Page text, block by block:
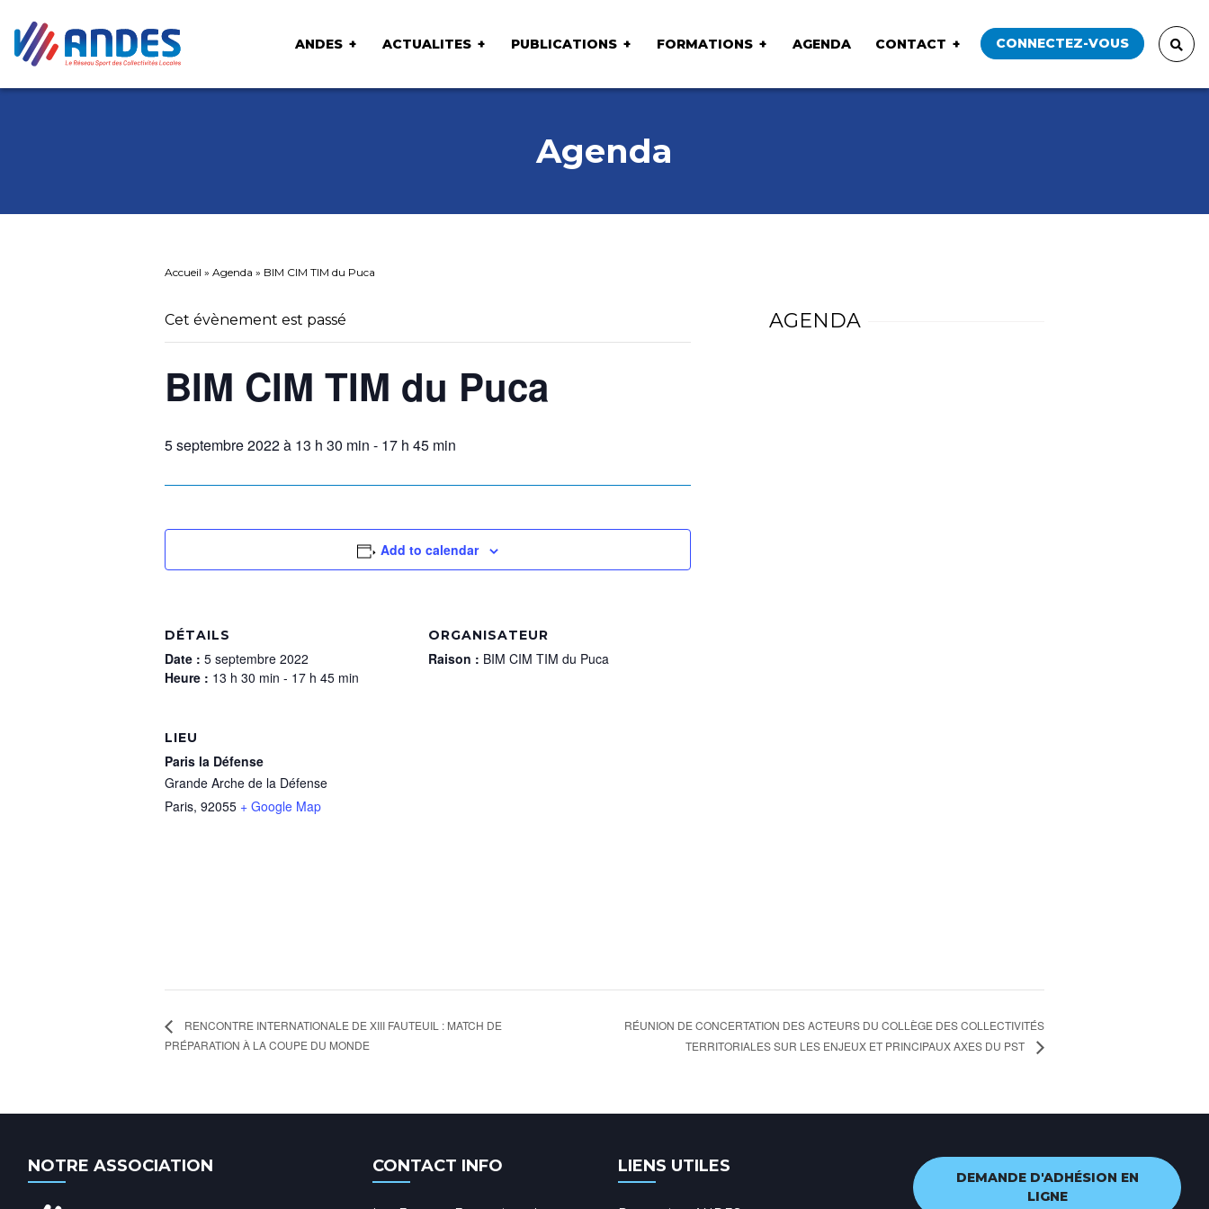
ANDES ACTUALITES PUBLICATIONS FORMATIONS AGENDA CONTACT CONNECTEZ-VOUS
Agenda
Accueil » Agenda » BIM CIM TIM du Puca
Cet évènement est passé
BIM CIM TIM du Puca
5 septembre 2022 à 13 h 30 min - 17 h 45 min
Add to calendar
DÉTAILS
Date : 5 septembre 2022
Heure : 13 h 30 min - 17 h 45 min
ORGANISATEUR
Raison : BIM CIM TIM du Puca
LIEU
Paris la Défense
Grande Arche de la Défense
Paris, 92055 + Google Map
AGENDA
RENCONTRE INTERNATIONALE DE XIII FAUTEUIL : MATCH DE
PRÉPARATION À LA COUPE DU MONDE
RÉUNION DE CONCERTATION DES ACTEURS DU COLLÈGE DES COLLECTIVITÉS
TERRITORIALES SUR LES ENJEUX ET PRINCIPAUX AXES DU PST
NOTRE ASSOCIATION CONTACT INFO LIENS UTILES
DEMANDE D'ADHÉSION EN
LIGNE